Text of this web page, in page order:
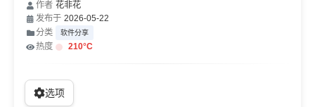
作者 花非花
发布于 2026-05-22
分类
软件分享
热度 210°C
选项